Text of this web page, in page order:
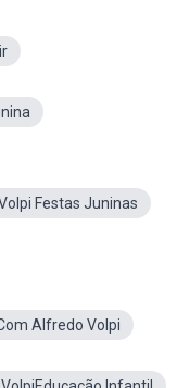
Festas Juninas
Alfredo Volpi